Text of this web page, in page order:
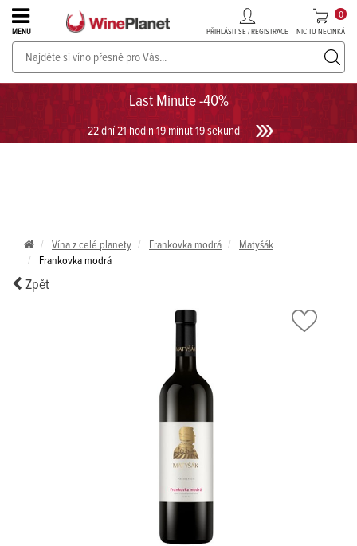
Last Minute -40%
22 dní 21 hodin 19 minut 19 sekund
MENU PŘIHLÁSIT SE / REGISTRACE NIC TU NECINKÁ
0
PROSECCO v akci až do -30%!UKÁZAT PROSECCO
Vína z celé planety Frankovka modrá
Matyšák
Frankovka modrá
Zpět